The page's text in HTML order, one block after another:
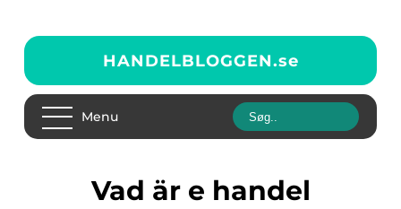
HANDELBLOGGEN.se
Menu
vad är e handel